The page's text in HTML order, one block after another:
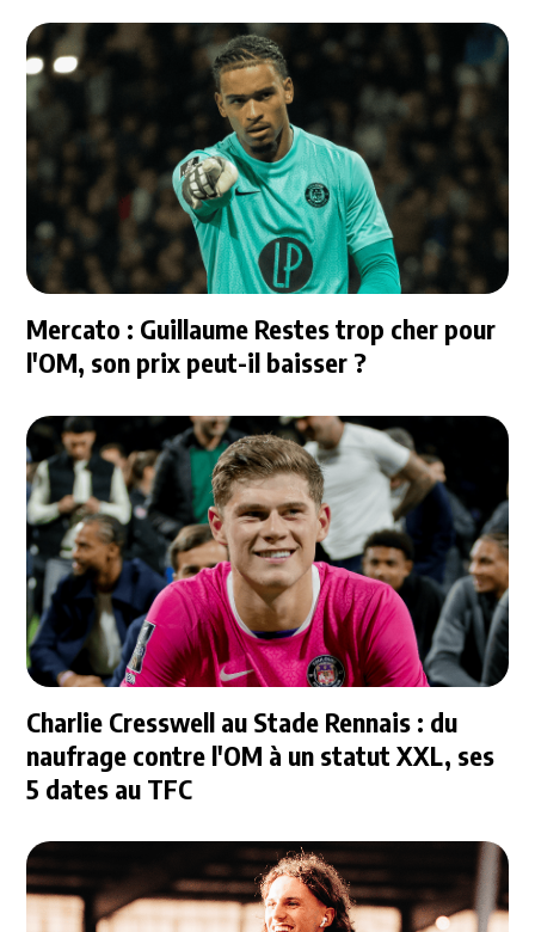
Mercato : Guillaume Restes trop cher pour
l'OM, son prix peut-il baisser ?
Charlie Cresswell au Stade Rennais : du
naufrage contre l'OM à un statut XXL, ses
5 dates au TFC